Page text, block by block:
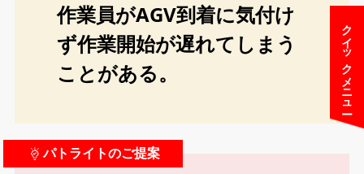
クイックメニュー
作業員がAGV到着に気付け
ず作業開始が遅れてしまう
ことがある。
パトライトのご提案